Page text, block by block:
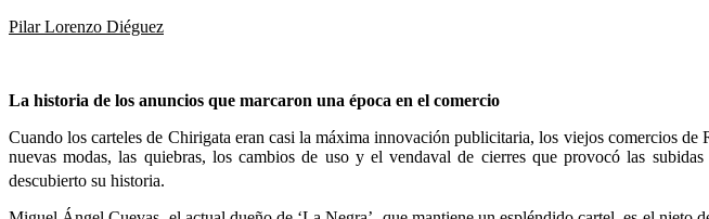
Pilar Lorenzo Diéguez
La historia de los anuncios que marcaron una época en el comercio
Cuando los carteles de Chirigata eran casi la máxima innovación publicitaria, los viejos comercios
nuevas modas, las quiebras, los cambios de uso y el vendaval de cierres que provocó las
descubierto su historia.